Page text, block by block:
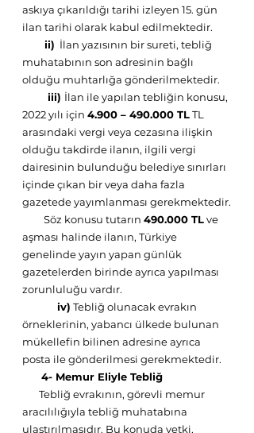
askıya çıkarıldığı tarihi izleyen 15. gün
ilan tarihi olarak kabul edilmektedir.
ii) İlan yazısının bir sureti, tebliğ
muhatabının son adresinin bağlı
olduğu muhtarlığa gönderilmektedir.
iii) İlan ile yapılan tebliğin konusu,
2022 yılı için 4.900 – 490.000 TL TL
arasındaki vergi veya cezasına ilişkin
olduğu takdirde ilanın, ilgili vergi
dairesinin bulunduğu belediye sınırları
içinde çıkan bir veya daha fazla
gazetede yayımlanması gerekmektedir.
Söz konusu tutarın 490.000 TL ve
aşması halinde ilanın, Türkiye
genelinde yayın yapan günlük
gazetelerden birinde ayrıca yapılması
zorunluluğu vardır.
iv) Tebliğ olunacak evrakın
örneklerinin, yabancı ülkede bulunan
mükellefin bilinen adresine ayrıca
posta ile gönderilmesi gerekmektedir.
4- Memur Eliyle Tebliğ
Tebliğ evrakının, görevli memur
aracılılığıyla tebliğ muhatabına
ulaştırılmasıdır. Bu konuda yetki,